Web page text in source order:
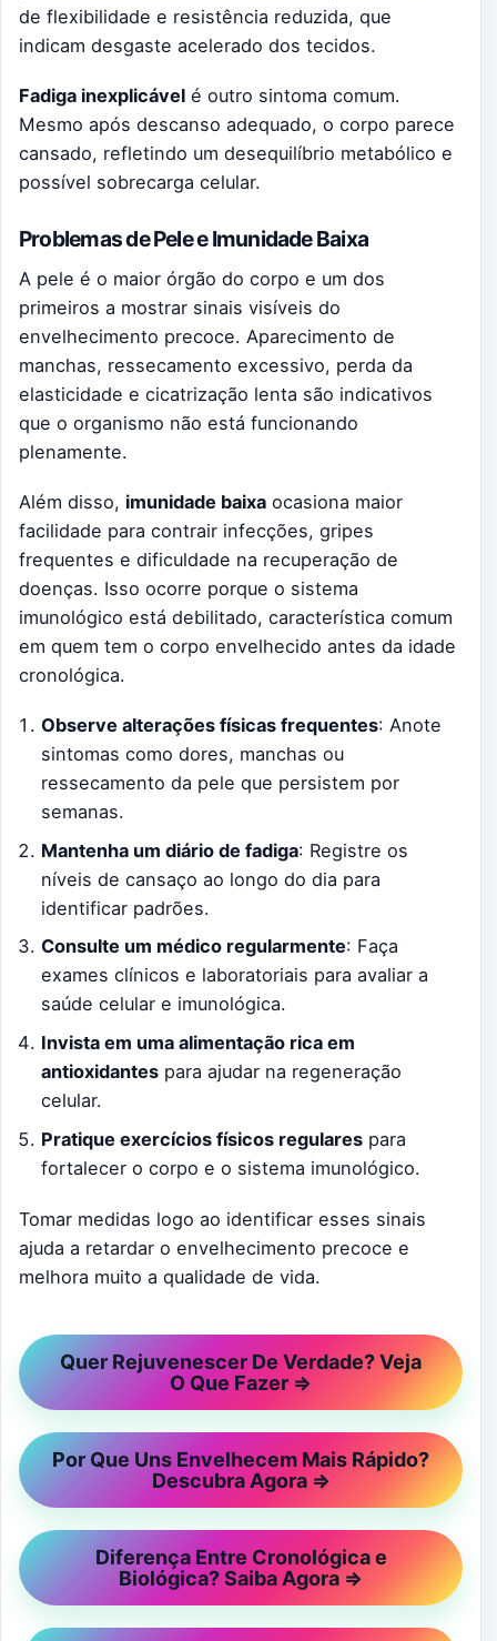
de flexibilidade e resistência reduzida, que
indicam desgaste acelerado dos tecidos.
Fadiga inexplicável é outro sintoma comum.
Mesmo após descanso adequado, o corpo parece
cansado, refletindo um desequilíbrio metabólico e
possível sobrecarga celular.
Problemas de Pele e Imunidade Baixa
A pele é o maior órgão do corpo e um dos
primeiros a mostrar sinais visíveis do
envelhecimento precoce. Aparecimento de
manchas, ressecamento excessivo, perda da
elasticidade e cicatrização lenta são indicativos
que o organismo não está funcionando
plenamente.
Além disso, imunidade baixa ocasiona maior
facilidade para contrair infecções, gripes
frequentes e dificuldade na recuperação de
doenças. Isso ocorre porque o sistema
imunológico está debilitado, característica comum
em quem tem o corpo envelhecido antes da idade
cronológica.
Observe alterações físicas frequentes: Anote
sintomas como dores, manchas ou
ressecamento da pele que persistem por
semanas.
Mantenha um diário de fadiga: Registre os
níveis de cansaço ao longo do dia para
identificar padrões.
Consulte um médico regularmente: Faça
exames clínicos e laboratoriais para avaliar a
saúde celular e imunológica.
Invista em uma alimentação rica em
antioxidantes para ajudar na regeneração
celular.
Pratique exercícios físicos regulares para
fortalecer o corpo e o sistema imunológico.
Tomar medidas logo ao identificar esses sinais
ajuda a retardar o envelhecimento precoce e
melhora muito a qualidade de vida.
Quer Rejuvenescer De Verdade? Veja
O Que Fazer ⇒
Por Que Uns Envelhecem Mais Rápido?
Descubra Agora ⇒
Diferença Entre Cronológica e
Biológica? Saiba Agora ⇒